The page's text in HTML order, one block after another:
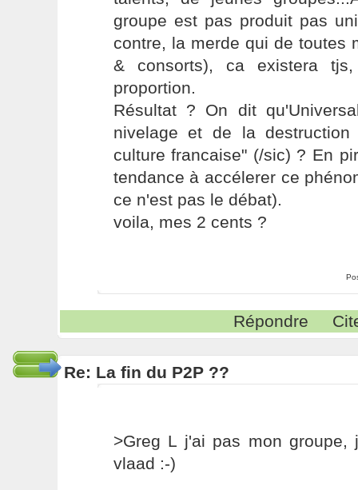
groupe est pas produit pas
contre, la merde qui de toutes
& consorts), ca existera
proportion.
Résultat ? On dit
nivelage et de la
culture francaise" (/sic) ? En
tendance à accélerer ce
ce n'est pas le débat).
voila, mes 2 cents ?
Répondre
Re: La fin du P2P ??
>Greg L j'ai pas mon
vlaad :-)